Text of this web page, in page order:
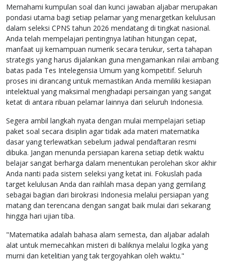
Memahami kumpulan soal dan kunci jawaban aljabar merupakan
pondasi utama bagi setiap pelamar yang menargetkan kelulusan
dalam seleksi CPNS tahun 2026 mendatang di tingkat nasional.
Anda telah mempelajari pentingnya latihan hitungan cepat,
manfaat uji kemampuan numerik secara terukur, serta tahapan
strategis yang harus dijalankan guna mengamankan nilai ambang
batas pada Tes Intelegensia Umum yang kompetitif. Seluruh
proses ini dirancang untuk memastikan Anda memiliki kesiapan
intelektual yang maksimal menghadapi persaingan yang sangat
ketat di antara ribuan pelamar lainnya dari seluruh Indonesia.
Segera ambil langkah nyata dengan mulai mempelajari setiap
paket soal secara disiplin agar tidak ada materi matematika
dasar yang terlewatkan sebelum jadwal pendaftaran resmi
dibuka. Jangan menunda persiapan karena setiap detik waktu
belajar sangat berharga dalam menentukan perolehan skor akhir
Anda nanti pada sistem seleksi yang ketat ini. Fokuslah pada
target kelulusan Anda dan raihlah masa depan yang gemilang
sebagai bagian dari birokrasi Indonesia melalui persiapan yang
matang dan terencana dengan sangat baik mulai dari sekarang
hingga hari ujian tiba.
"Matematika adalah bahasa alam semesta, dan aljabar adalah
alat untuk memecahkan misteri di baliknya melalui logika yang
murni dan ketelitian yang tak tergoyahkan oleh waktu."